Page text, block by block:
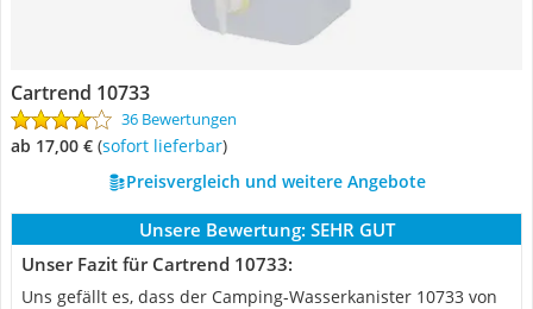
Cartrend 10733
36 Bewertungen
ab 17,00 € ( Sofort lieferbar)
Preisvergleich und weitere Angebote
Unsere Bewertung: SEHR GUT
Unser Fazit für Cartrend 10733:
Uns gefällt es, dass der Camping-Wasserkanister 10733 von